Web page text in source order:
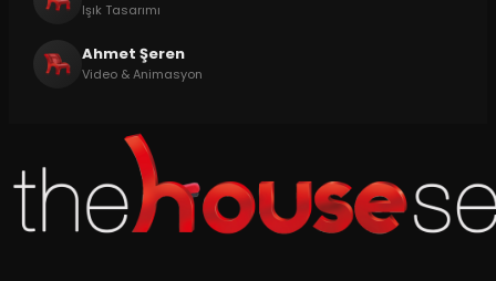
Işık Tasarımı
Ahmet Şeren
Video & Animasyon